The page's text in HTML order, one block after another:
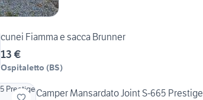
cunei Fiamma e sacca Brunner
13 €
Ospitaletto (BS)
Camper Mansardato Joint S-665 Prestige